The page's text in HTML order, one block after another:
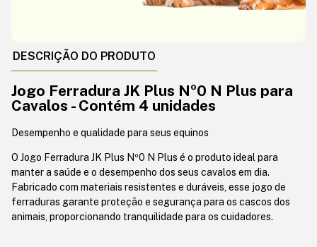
DESCRIÇÃO DO PRODUTO
Jogo Ferradura JK Plus Nº0 N Plus para
Cavalos - Contém 4 unidades
Desempenho e qualidade para seus equinos
O Jogo Ferradura JK Plus Nº0 N Plus é o produto ideal para
manter a saúde e o desempenho dos seus cavalos em dia.
Fabricado com materiais resistentes e duráveis, esse jogo de
ferraduras garante proteção e segurança para os cascos dos
animais, proporcionando tranquilidade para os cuidadores.